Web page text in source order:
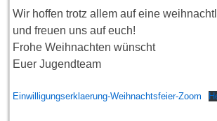
Wir hoffen trotz allem auf eine
und freuen uns auf euch!
Frohe Weihnachten wünscht
Euer Jugendteam
Einwilligungserklaerung-Weihnachtsfeier-Zoom